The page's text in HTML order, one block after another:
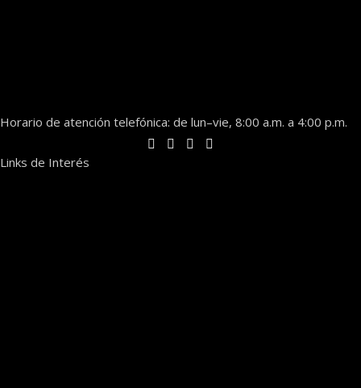
Horario de atención telefónica: de lun–vie, 8:00 a.m. a 4:00 p.m.
Links de Interés